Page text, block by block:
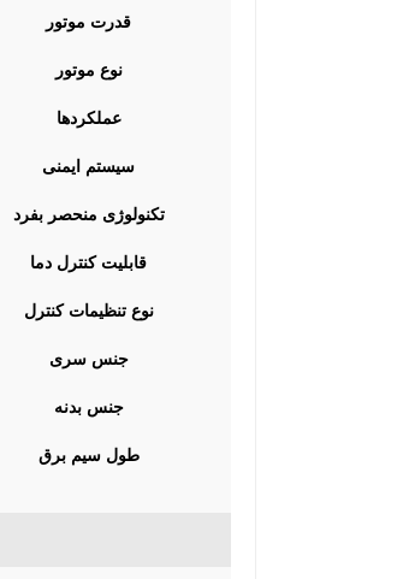
قدرت موتور
نوع موتور
عملکردها
سیستم ایمنی
تکنولوژی منحصر بفرد
قابلیت کنترل دما
نوع تنظیمات کنترل
جنس سری
جنس بدنه
طول سیم برق